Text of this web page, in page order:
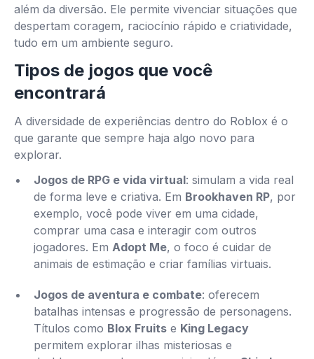
além da diversão. Ele permite vivenciar situações que
despertam coragem, raciocínio rápido e criatividade,
tudo em um ambiente seguro.
Tipos de jogos que você
encontrará
A diversidade de experiências dentro do Roblox é o
que garante que sempre haja algo novo para
explorar.
Jogos de RPG e vida virtual: simulam a vida real
de forma leve e criativa. Em Brookhaven RP, por
exemplo, você pode viver em uma cidade,
comprar uma casa e interagir com outros
jogadores. Em Adopt Me, o foco é cuidar de
animais de estimação e criar famílias virtuais.
Jogos de aventura e combate: oferecem
batalhas intensas e progressão de personagens.
Títulos como Blox Fruits e King Legacy
permitem explorar ilhas misteriosas e